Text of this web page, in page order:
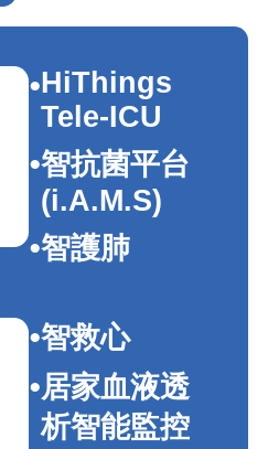
HiThings
Tele-ICU
智抗菌平台
(i.A.M.S)
智護肺
智救心
居家血液透
析智能監控